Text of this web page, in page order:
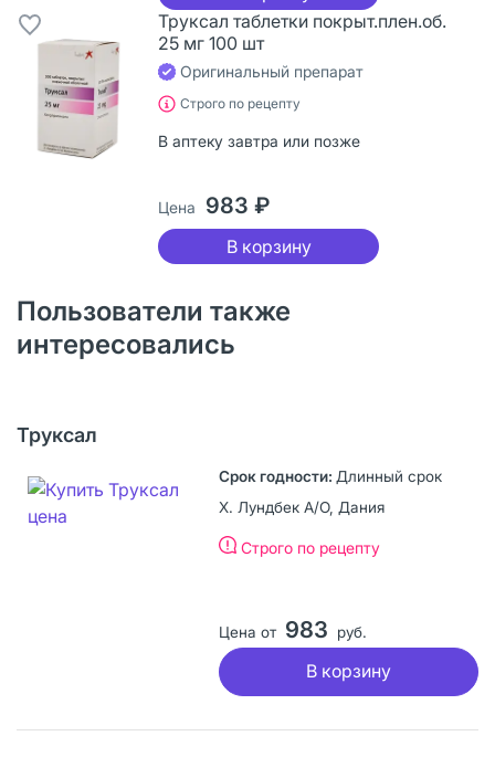
Труксал таблетки покрыт.плен.об.
25 мг 100 шт
Оригинальный препарат
Строго по рецепту
В аптеку завтра или позже
Цена 983 ₽
В корзину
Пользователи также
интересовались
Труксал
Длинный срок
Х. Лундбек А/О, Дания
Строго по рецепту
Цена от 983 руб.
В корзину